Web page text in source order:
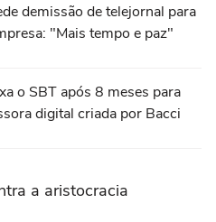
demissão de telejornal para
"Mais tempo e paz"
o SBT após 8 meses para
digital criada por Bacci
a aristocracia